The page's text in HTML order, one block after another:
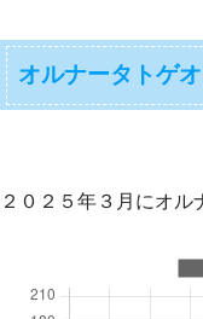
オルナータトゲ
２０２５年３月にオル